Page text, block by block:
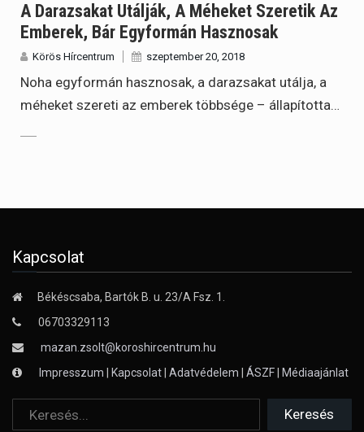
A Darazsakat Utálják, A Méheket Szeretik Az
Emberek, Bár Egyformán Hasznosak
Körös Hírcentrum szeptember 20, 2018
Noha egyformán hasznosak, a darazsakat utálja, a
méheket szereti az emberek többsége – állapította…
Kapcsolat
Békéscsaba, Bartók B. u. 23/A Fsz. 1.
06703329113
mazan.zsolt@koroshircentrum.hu
Impresszum
Kapcsolat Adatvédelem ÁSZF Médiaajánlat